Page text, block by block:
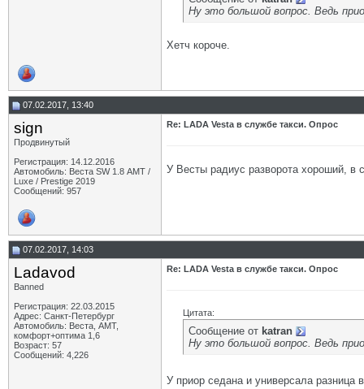
Ну это большой вопрос. Ведь
Хетч короче.
07.02.2017, 13:40
sign
Продвинутый
Регистрация: 14.12.2016
Автомобиль: Веста SW 1.8 АМТ /
Luxe / Prestige 2019
Сообщений: 957
Re: LADA Vesta в службе такси. Опрос
У Весты радиус разворота хороший,
07.02.2017, 14:03
Ladavod
Banned
Регистрация: 22.03.2015
Адрес: Санкт-Петербург
Автомобиль: Веста, АМТ,
комфорт+оптима 1,6
Возраст: 57
Сообщений: 4,226
Re: LADA Vesta в службе такси. Опрос
Цитата:
Сообщение от katran
Ну это большой вопрос. Ведь
У приор седана и универсала разница